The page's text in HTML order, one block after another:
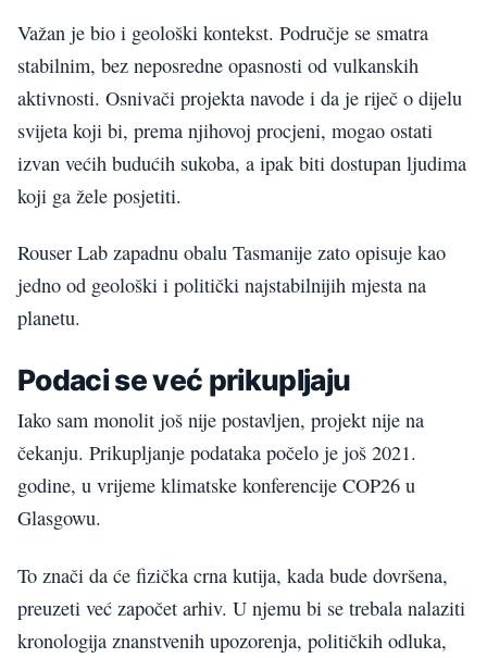
Važan je bio i geološki kontekst. Područje se smatra
stabilnim, bez neposredne opasnosti od vulkanskih
aktivnosti. Osnivači projekta navode i da je riječ o dijelu
svijeta koji bi, prema njihovoj procjeni, mogao ostati
izvan većih budućih sukoba, a ipak biti dostupan ljudima
koji ga žele posjetiti.
Rouser Lab zapadnu obalu Tasmanije zato opisuje kao
jedno od geološki i politički najstabilnijih mjesta na
planetu.
Podaci se već prikupljaju
Iako sam monolit još nije postavljen, projekt nije na
čekanju. Prikupljanje podataka počelo je još 2021.
godine, u vrijeme klimatske konferencije COP26 u
Glasgowu.
To znači da će fizička crna kutija, kada bude dovršena,
preuzeti već započet arhiv. U njemu bi se trebala nalaziti
kronologija znanstvenih upozorenja, političkih odluka,